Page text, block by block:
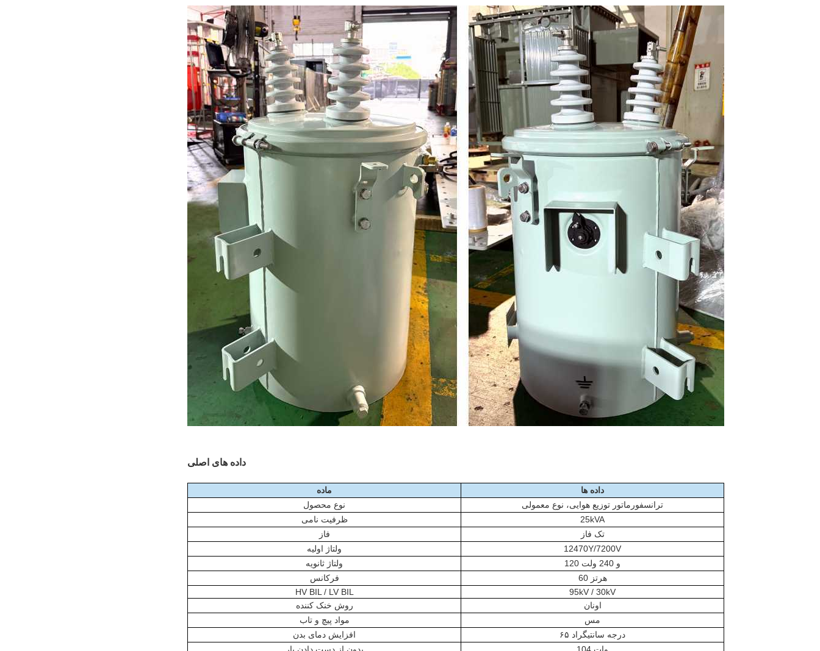
داده های اصلی
ماده
داده ها
نوع محصول
ترانسفورماتور توزیع هوایی، نوع معمولی
ظرفیت نامی
25kVA
فاز
تک فاز
ولتاژ اولیه
12470Y/7200V
ولتاژ ثانویه
120 و 240 ولت
فرکانس
60 هرتز
HV BIL / LV BIL
95kV / 30kV
روش خنک کننده
اونان
مواد پیچ و تاب
مس
افزایش دمای بدن
۶۵ درجه سانتیگراد
بدون از دست دادن بار
104 وات